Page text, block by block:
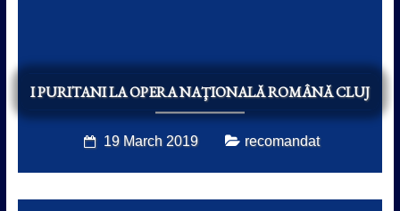
I PURITANI LA OPERA NAŢIONALĂ ROMÂNĂ CLUJ
19 March 2019 recomandat